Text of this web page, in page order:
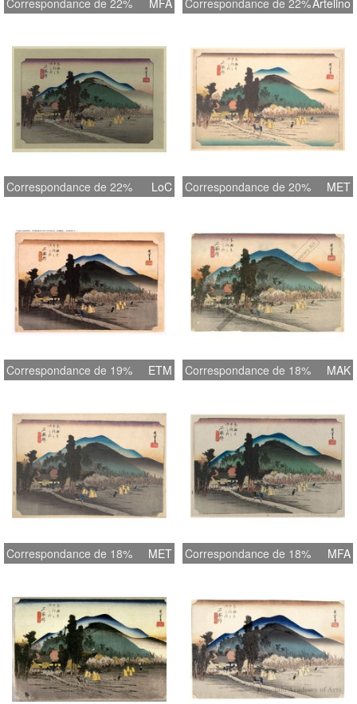
Correspondance de 22% MFA Correspondance de 22%Artelino
Correspondance de 22% LoC Correspondance de 20% MET
Correspondance de 19% ETM Correspondance de 18% MAK
Correspondance de 18% MET Correspondance de 18% MFA